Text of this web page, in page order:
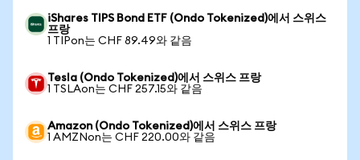
iShares TIPS Bond ETF (Ondo Tokenized)에서 스위스
프랑
1 TIPon는 CHF 89.49와 같음
Tesla (Ondo Tokenized)에서 스위스 프랑
1 TSLAon는 CHF 257.15와 같음
Amazon (Ondo Tokenized)에서 스위스 프랑
1 AMZNon는 CHF 220.00와 같음